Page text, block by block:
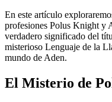
En este artículo
profesiones Polus Knight y
verdadero significado del
misterioso Lenguaje de la
mundo de Aden.
El Misterio de